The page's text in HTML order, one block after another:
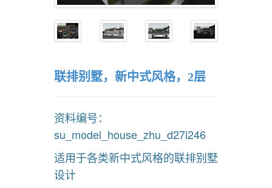
联排别墅，新中式风格，2层
资料编号：
su_model_house_zhu_d27i246
适用于各类新中式风格的联排别墅
设计